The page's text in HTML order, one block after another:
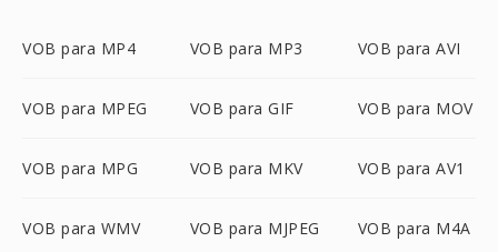
VOB para MP4 VOB para MP3 VOB para AVI
VOB para MPEG VOB para GIF VOB para MOV
VOB para MPG VOB para MKV VOB para AV1
VOB para WMV VOB para MJPEG VOB para M4A